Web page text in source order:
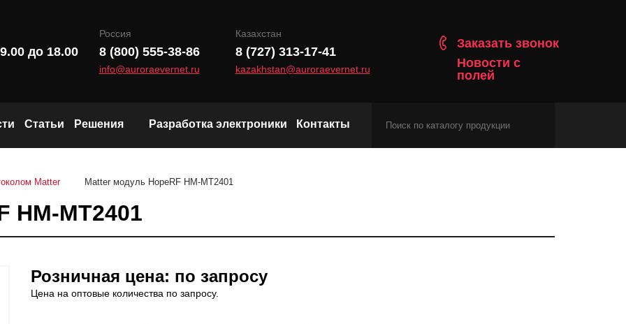
до 18.00
Россия
8 (800) 555-38-86
info@auroraevernet.ru
Казахстан
8 (727) 313-17-41
kazakhstan@auroraevernet.ru
Заказать звонок
Новости с
полей
Wi-Fi и Bluetooth модули
Статьи Решения Разработка электроники Контакты
Matter Matter модуль HopeRF HM-MT2401
HM-MT2401
Розничная цена: по запросу
Цена на оптовые количества по запросу.